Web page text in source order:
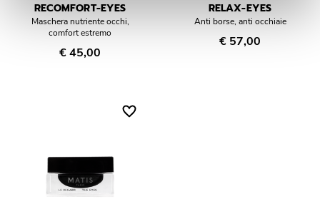
RECOMFORT-EYES
Maschera nutriente occhi,
comfort estremo
€ 45,00
RELAX-EYES
Anti borse, anti occhiaie
€ 57,00